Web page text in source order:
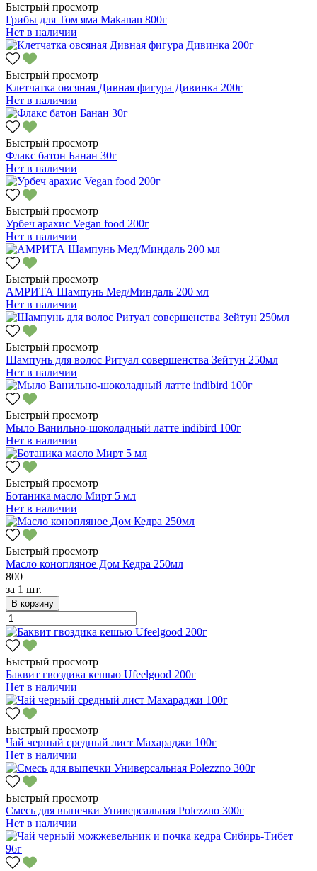
Быстрый просмотр
Грибы для Том яма Makanan 800г
Нет в наличии
Быстрый просмотр
Клетчатка овсяная Дивная фигура Дивинка 200г
Нет в наличии
Быстрый просмотр
Флакс батон Банан 30г
Нет в наличии
Быстрый просмотр
Урбеч арахис Vegan food 200г
Нет в наличии
Быстрый просмотр
АМРИТА Шампунь Мед/Миндаль 200 мл
Нет в наличии
Быстрый просмотр
Шампунь для волос Ритуал совершенства Зейтун 250мл
Нет в наличии
Быстрый просмотр
Мыло Ванильно-шоколадный латте indibird 100г
Нет в наличии
Быстрый просмотр
Ботаника масло Мирт 5 мл
Нет в наличии
Быстрый просмотр
Масло конопляное Дом Кедра 250мл
800
за 1 шт.
В корзину
Быстрый просмотр
Баквит гвоздика кешью Ufeelgood 200г
Нет в наличии
Быстрый просмотр
Чай черный средный лист Махараджи 100г
Нет в наличии
Быстрый просмотр
Смесь для выпечки Универсальная Polezzno 300г
Нет в наличии